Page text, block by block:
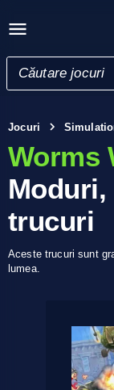
Jocuri
Worms
trucuri
Aceste trucuri sunt
lumea.